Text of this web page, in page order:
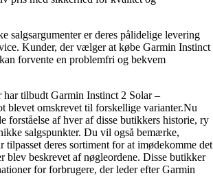
salgsargumenter er deres pålidelige levering
Kunder, der vælger at købe Garmin Instinct
forvente en problemfri og bekvem
har tilbudt Garmin Instinct 2 Solar –
blevet omskrevet til forskellige varianter.Nu
forståelse af hver af disse butikkers historie, ry
salgspunkter. Du vil også bemærke,
tilpasset deres sortiment for at imødekomme det
blev beskrevet af nøgleordene. Disse butikker
for forbrugere, der leder efter Garmin